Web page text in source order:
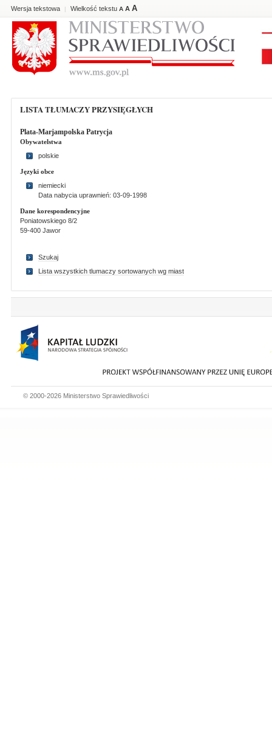
Wersja tekstowa | Wielkość tekstu A A A
LISTA TŁUMACZY PRZYSIĘGŁYCH
Plata-Marjampolska Patrycja
Obywatelstwa
polskie
Języki obce
niemiecki
Data nabycia uprawnień: 03-09-1998
Dane korespondencyjne
Poniatowskiego 8/2
59-400 Jawor
Szukaj
Lista wszystkich tlumaczy sortowanych wg miast
© 2000-2026 Ministerstwo Sprawiedliwości